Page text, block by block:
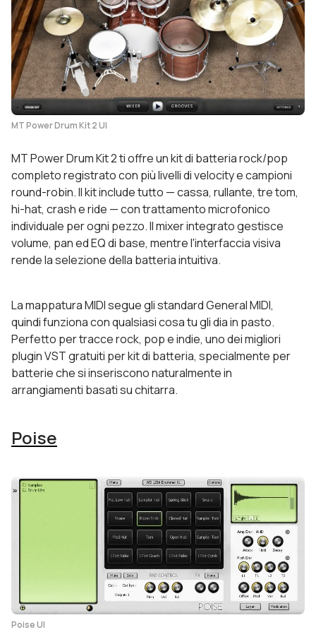
MT Power Drum Kit 2 UI
MT Power Drum Kit 2 ti offre un kit di batteria rock/pop
completo registrato con più livelli di velocity e campioni
round-robin. Il kit include tutto — cassa, rullante, tre tom,
hi-hat, crash e ride — con trattamento microfonico
individuale per ogni pezzo. Il mixer integrato gestisce
volume, pan ed EQ di base, mentre l'interfaccia visiva
rende la selezione della batteria intuitiva.
La mappatura MIDI segue gli standard General MIDI,
quindi funziona con qualsiasi cosa tu gli dia in pasto.
Perfetto per tracce rock, pop e indie, uno dei migliori
plugin VST gratuiti per kit di batteria, specialmente per
batterie che si inseriscono naturalmente in
arrangiamenti basati su chitarra.
Poise
Poise UI